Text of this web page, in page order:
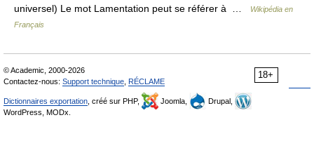
universel) Le mot Lamentation peut se référer à …
Wikipédia en
Français
18+
© Academic, 2000-2026
Contactez-nous: Support technique RÉCLAME
Dictionnaires exportation , créé sur PHP, Joomla,
Drupal,
WordPress, MODx.